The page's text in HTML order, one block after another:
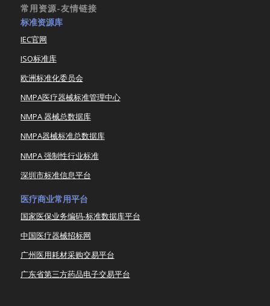
常用资源-友情链接
标准资源库
IEC官网
ISO标准库
欧洲标准化委员会
NMPA医疗器械标准管理中心
NMPA 器械总数据库
NMPA器械标准总数据库
NMPA 强制性行业标准
深圳市标准信息平台
医疗商业常用平台
国家医保业务编码-标准数据库平台
中国医疗器械招标网
广州医用耗材采购交易平台
广东省第三方药品电子交易平台